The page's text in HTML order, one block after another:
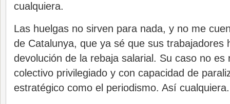
cualquiera.
Las huelgas no sirven para nada, y no me
de Catalunya, que ya sé que sus trabajadores
devolución de la rebaja salarial. Su caso no es
colectivo privilegiado y con capacidad de
estratégico como el periodismo. Así cualquiera.